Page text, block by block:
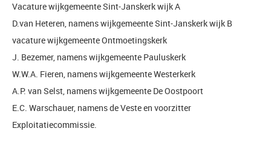
Vacature wijkgemeente Sint-Janskerk wijk A
D.van Heteren, namens wijkgemeente Sint-Janskerk wijk B
vacature wijkgemeente Ontmoetingskerk
J. Bezemer, namens wijkgemeente Pauluskerk
W.W.A. Fieren, namens wijkgemeente Westerkerk
A.P. van Selst, namens wijkgemeente De Oostpoort
E.C. Warschauer, namens de Veste en voorzitter
Exploitatiecommissie.